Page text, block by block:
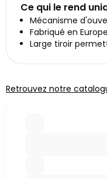
Ce qui le rend
Mécanisme
Fabriqué en Europe
Large tiroir
Retrouvez notre